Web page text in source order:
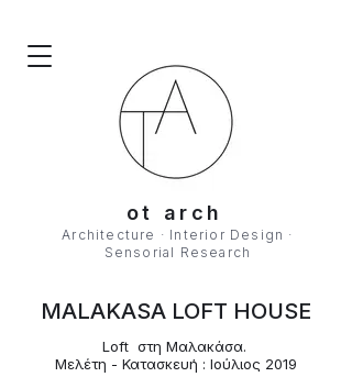
ot arch
Architecture · Interior Design ·
Sensorial Research
MALAKASA LOFT HOUSE
Loft στη Μαλακάσα.
Μελέτη - ​Κατασκευή : Ιούλιος 2019